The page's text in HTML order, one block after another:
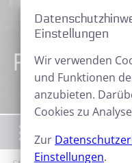
Projekte
Menü
Einstellungen
Wir verwenden
und Funktionen
anzubieten.
Cookies zu
Zur
Einstellungen.